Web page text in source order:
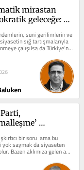
mirastan
geleceğe:
suni gerilimlerin ve
sığ tartışmalarıyla
çalışılsa da Türkiye’nin
en...
bir soru  ama bu
saymak da siyaseten
Bazen aklımıza gelen ama
istemediğimiz...